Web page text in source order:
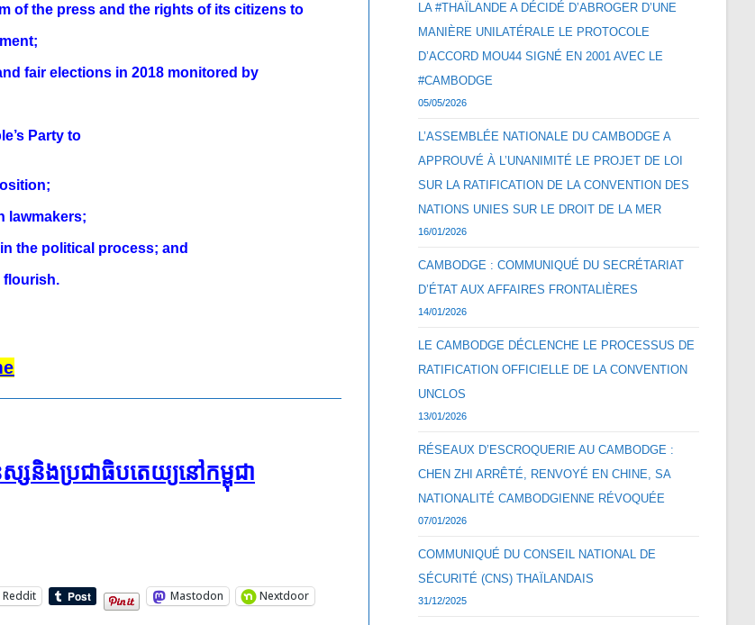
of the press and the rights of its citizens to
fair elections in 2018 monitored by
Party to
lawmakers;
the political process; and
flourish.
ស​និង​ប្រជាធិបតេយ្យ​នៅ​កម្ពុជា
Reddit Mastodon Nextdoor
LA #THAÏLANDE A DÉCIDÉ D’ABROGER D’UNE
MANIÈRE UNILATÉRALE LE PROTOCOLE
D’ACCORD MOU44 SIGNÉ EN 2001 AVEC LE
#CAMBODGE
05/05/2026
L’ASSEMBLÉE NATIONALE DU CAMBODGE A
APPROUVÉ À L’UNANIMITÉ LE PROJET DE LOI
SUR LA RATIFICATION DE LA CONVENTION DES
NATIONS UNIES SUR LE DROIT DE LA MER
16/01/2026
CAMBODGE : COMMUNIQUÉ DU SECRÉTARIAT
D’ÉTAT AUX AFFAIRES FRONTALIÈRES
14/01/2026
LE CAMBODGE DÉCLENCHE LE PROCESSUS DE
RATIFICATION OFFICIELLE DE LA CONVENTION
UNCLOS
13/01/2026
RÉSEAUX D’ESCROQUERIE AU CAMBODGE :
CHEN ZHI ARRÊTÉ, RENVOYÉ EN CHINE, SA
NATIONALITÉ CAMBODGIENNE RÉVOQUÉE
07/01/2026
COMMUNIQUÉ DU CONSEIL NATIONAL DE
SÉCURITÉ (CNS) THAÏLANDAIS
31/12/2025